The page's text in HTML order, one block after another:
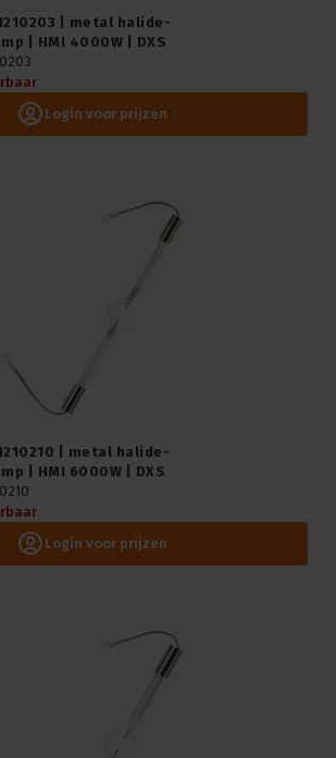
| metal halide-
| HMI 4000W | DXS
Login voor prijzen
| metal halide-
| HMI 6000W | DXS
Login voor prijzen